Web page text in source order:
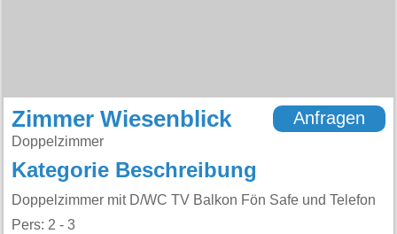
Zimmer Wiesenblick
Doppelzimmer
Anfragen
Kategorie Beschreibung
Doppelzimmer mit D/WC TV Balkon Fön Safe und Telefon
Pers: 2 - 3